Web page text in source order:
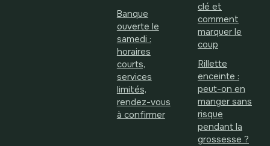
Banque
ouverte le
samedi :
horaires
courts,
services
limités,
rendez-vous
à confirmer
clé et
comment
marquer le
coup
Rillette
enceinte :
peut-on en
manger sans
risque
pendant la
grossesse ?